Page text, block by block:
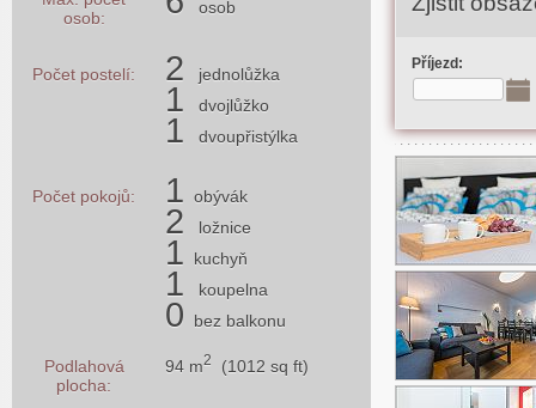
Příjezd:
osob:
osob
Počet postelí: 2 jednolůžka
1 dvojlůžko
1 dvoupřistýlka
Počet pokojů: 1 obývák
2 ložnice
1 kuchyň
1 koupelna
0 bez balkonu
Podlahová
plocha:
94 m2 (1012 sq ft)